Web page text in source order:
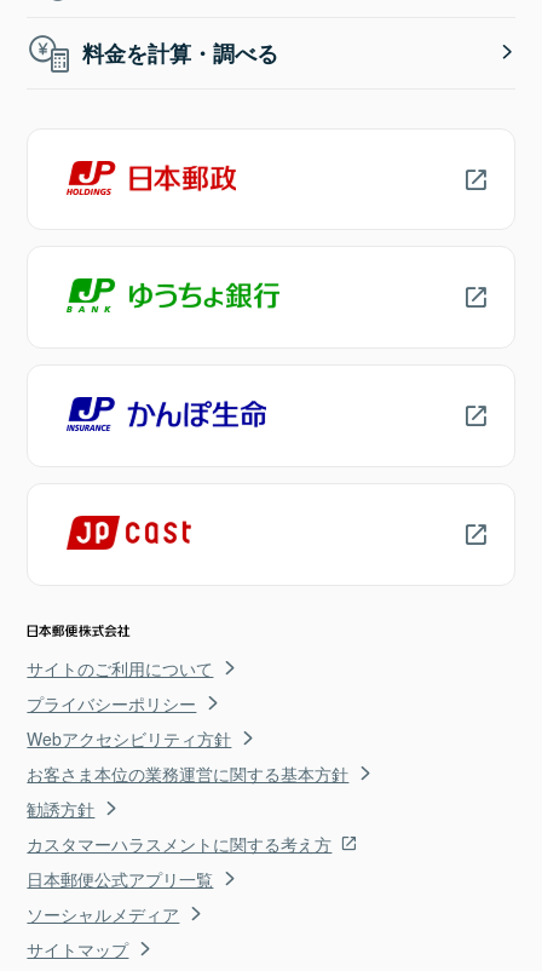
料金を計算・調べる
サイトのご利用について
プライバシーポリシー
Webアクセシビリティ方針
お客さま本位の業務運営に関する基本方針
勧誘方針
カスタマーハラスメントに関する考え方
日本郵便公式アプリ一覧
ソーシャルメディア
サイトマップ